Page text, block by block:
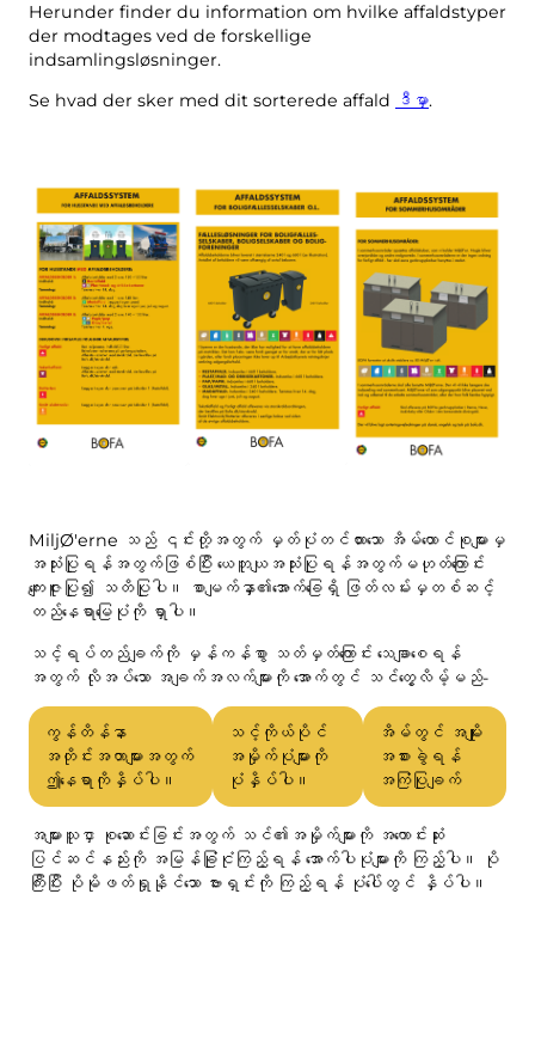
Herunder finder du information om hvilke affaldstyper
der modtages ved de forskellige
indsamlingsløsninger.
Se hvad der sker med dit sorterede affald
ဒီမှာ.
MiljØ'erne သည် ၎င်းတို့အတွက် မှတ်ပုံတင်ထားသော အိမ်ထောင်စုများမှ
အသုံးပြုရန်အတွက်ဖြစ်ပြီး ယေဘူယျအသုံးပြုရန်အတွက်မဟုတ်ကြောင်း
ကျေးဇူးပြု၍ သတိပြုပါ။ စာမျက်နှာ၏အောက်ခြေရှိ ဖြတ်လမ်းမှတစ်ဆင့်
တည်နေရာမြေပုံကို ရှာပါ။
သင့်ရပ်တည်ချက်ကို မှန်ကန်စွာ သတ်မှတ်ကြောင်း သေချာစေရန်
အတွက် လိုအပ်သော အချက်အလက်များကို အောက်တွင် သင်တွေ့လိမ့်မည်-
ကွန်တိန်နာ
အတိုင်းအတာများအတွက်
ဤနေရာကိုနှိပ်ပါ။
သင့်ကိုယ်ပိုင်
အမှိုက်ပုံများကို
ပုံနှိပ်ပါ။
အိမ်တွင် အမျိုး
အစားခွဲရန်
အကြံပြုချက်
အများသူငှာ စုဆောင်းခြင်းအတွက် သင်၏အမှိုက်များကို အကောင်းဆုံး
ပြင်ဆင်နည်းကို အမြန်ခြုံငုံကြည့်ရန် အောက်ပါပုံများကို ကြည့်ပါ။ ပို
ကြီးပြီး ပိုမိုဖတ်ရှုနိုင်သော ဗားရှင်းကို ကြည့်ရန် ပုံပေါ်တွင် နှိပ်ပါ။